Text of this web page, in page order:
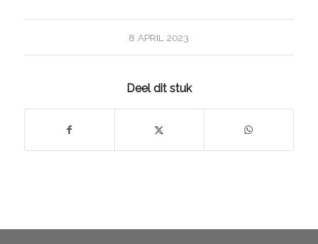
8 APRIL 2023
Deel dit stuk